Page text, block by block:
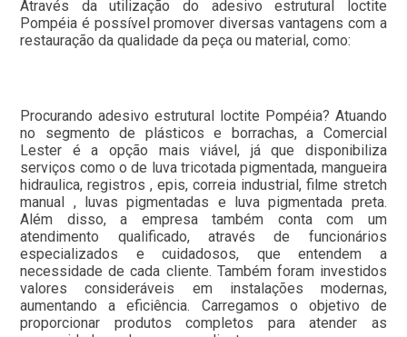
Através da utilização do adesivo estrutural loctite
Pompéia é possível promover diversas vantagens com a
restauração da qualidade da peça ou material, como:
Procurando adesivo estrutural loctite Pompéia? Atuando
no segmento de plásticos e borrachas, a Comercial
Lester é a opção mais viável, já que disponibiliza
serviços como o de luva tricotada pigmentada, mangueira
hidraulica, registros , epis, correia industrial, filme stretch
manual , luvas pigmentadas e luva pigmentada preta.
Além disso, a empresa também conta com um
atendimento qualificado, através de funcionários
especializados e cuidadosos, que entendem a
necessidade de cada cliente. Também foram investidos
valores consideráveis em instalações modernas,
aumentando a eficiência. Carregamos o objetivo de
proporcionar produtos completos para atender as